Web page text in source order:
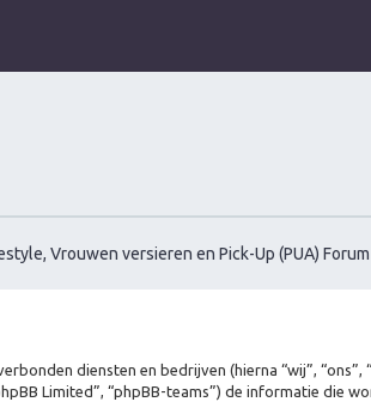
Vrouwen versieren en Pick-Up (PUA) Forum
diensten en bedrijven (hierna “wij”,
Limited”, “phpBB-teams”) de informatie